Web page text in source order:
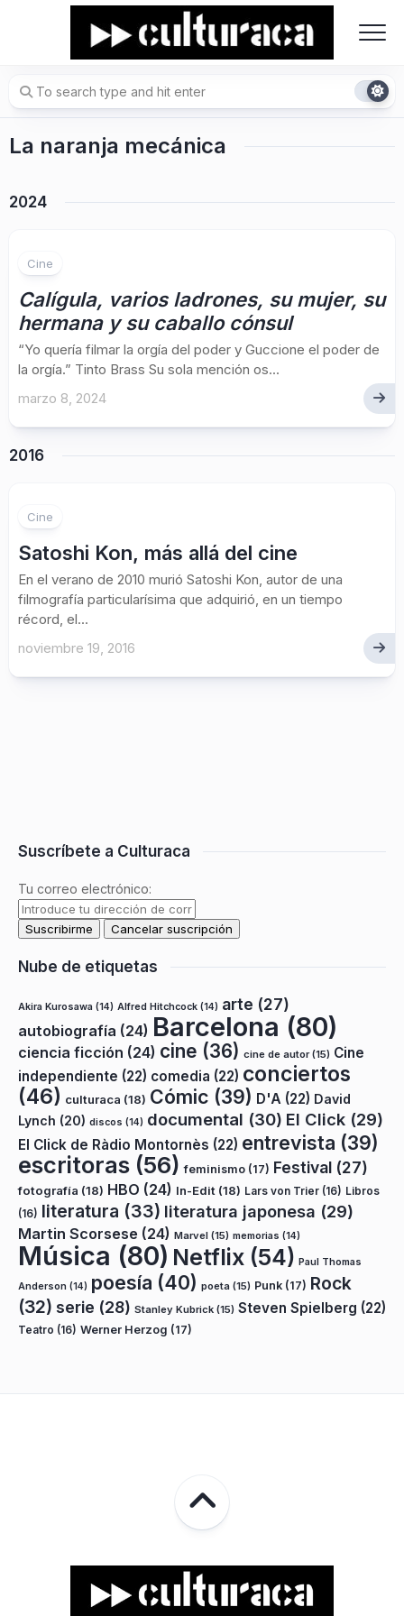
La naranja mecánica
2024
Cine
Calígula, varios ladrones, su mujer, su
hermana y su caballo cónsul
“Yo quería filmar la orgía del poder y Guccione el poder de
la orgía.” Tinto Brass Su sola mención os...
marzo 8, 2024
2016
Cine
Satoshi Kon, más allá del cine
En el verano de 2010 murió Satoshi Kon, autor de una
filmografía particularísima que adquirió, en un tiempo
récord, el...
noviembre 19, 2016
Suscríbete a Culturaca
Tu correo electrónico:
Nube de etiquetas
Akira Kurosawa (14) Alfred Hitchcock (14) arte (27)
autobiografía (24) Barcelona (80)
ciencia ficción (24) cine (36) cine de autor(15) Cine
independiente (22) comedia (22) conciertos
(46) culturaca (18) Cómic (39) D'A (22) David
Lynch (20) discos (14) documental (30) El Click (29)
El Click de Ràdio Montornès (22) entrevista (39)
escritoras (56) feminismo (17) Festival (27)
fotografía (18) HBO (24) In-Edit (18) Lars von Trier (16) Libros
(16) literatura (33) literatura japonesa (29)
Martin Scorsese (24) Marvel (15) memorias (14)
Música (80) Netflix (54) Paul Thomas
Anderson (14) poesía (40) poeta (15) Punk (17) Rock
(32) serie (28) Stanley Kubrick (15) Steven Spielberg (22)
Teatro (16) Werner Herzog (17)